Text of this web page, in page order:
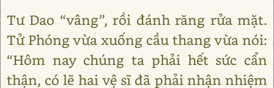
Tư Dao “vâng”, rồi đánh răng rửa mặt.
Tử Phóng vừa xuống cầu thang vừa nói:
“Hôm nay chúng ta phải hết sức cẩn
thận, có lẽ hai vệ sĩ đã phải nhận nhiệm